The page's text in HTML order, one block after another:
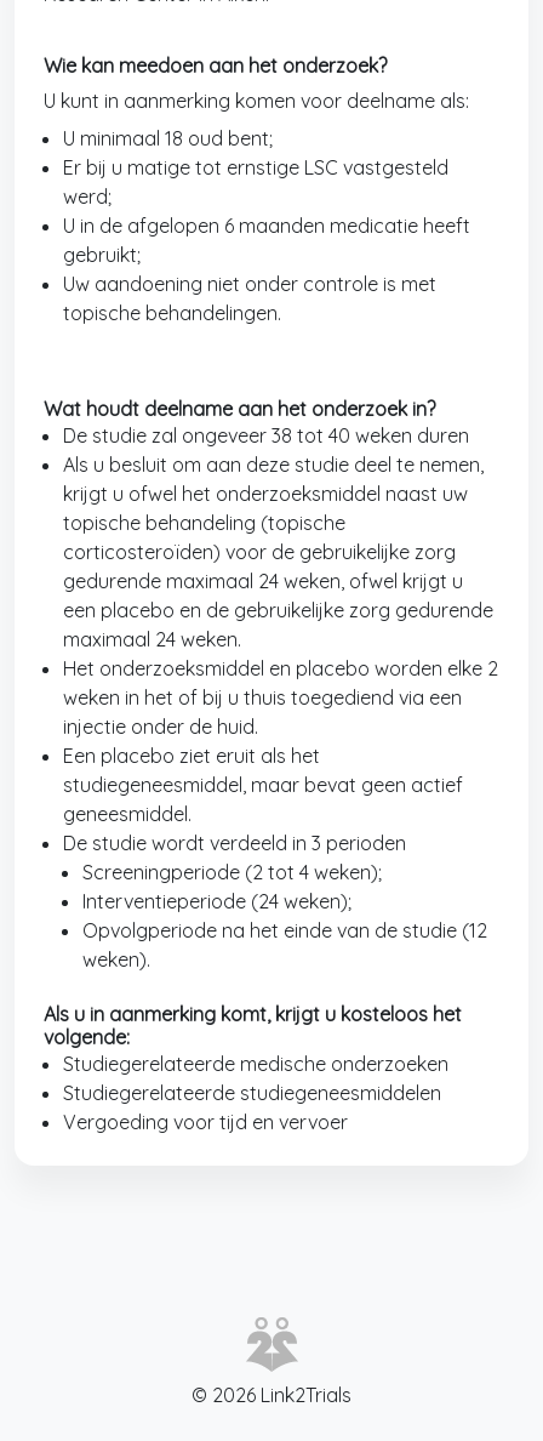
Wie kan meedoen aan het onderzoek?
U kunt in aanmerking komen voor deelname als:
U minimaal 18 oud bent;
Er bij u matige tot ernstige LSC vastgesteld
werd;
U in de afgelopen 6 maanden medicatie heeft
gebruikt;
Uw aandoening niet onder controle is met
topische behandelingen.
Wat houdt deelname aan het onderzoek in?
De studie zal ongeveer 38 tot 40 weken duren
Als u besluit om aan deze studie deel te nemen,
krijgt u ofwel het onderzoeksmiddel naast uw
topische behandeling (topische
corticosteroïden) voor de gebruikelijke zorg
gedurende maximaal 24 weken, ofwel krijgt u
een placebo en de gebruikelijke zorg gedurende
maximaal 24 weken.
Het onderzoeksmiddel en placebo worden elke 2
weken in het of bij u thuis toegediend via een
injectie onder de huid.
Een placebo ziet eruit als het
studiegeneesmiddel, maar bevat geen actief
geneesmiddel.
De studie wordt verdeeld in 3 perioden
Screeningperiode (2 tot 4 weken);
Interventieperiode (24 weken);
Opvolgperiode na het einde van de studie (12
weken).
Als u in aanmerking komt, krijgt u kosteloos het
volgende:
Studiegerelateerde medische onderzoeken
Studiegerelateerde studiegeneesmiddelen
Vergoeding voor tijd en vervoer
© 2026 Link2Trials